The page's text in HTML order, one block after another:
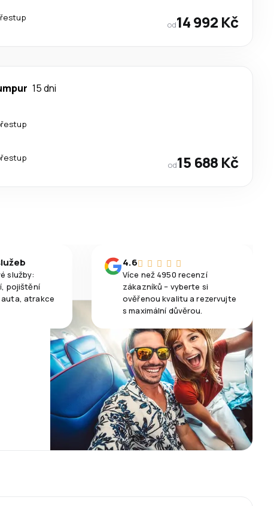
od14 992 Kč
15 dni
od15 688 Kč
služby:
pojištění
atrakce
4.6
Více než 4950 recenzí
zákazníků – vyberte si
ověřenou kvalitu a rezervujte
s maximální důvěrou.